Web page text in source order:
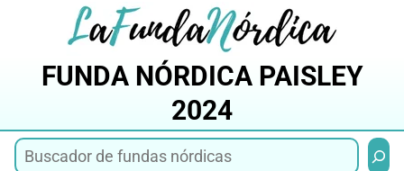
FUNDA NÓRDICA PAISLEY
2024